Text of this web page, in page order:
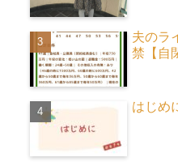
夫のラ
禁【自
はじめ